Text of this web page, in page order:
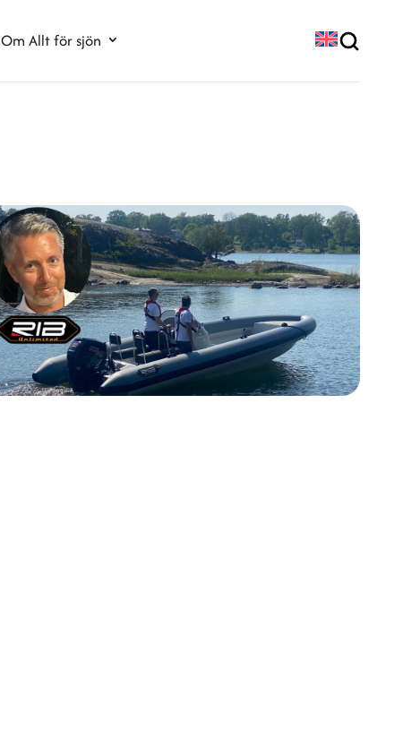
Om Allt för sjön